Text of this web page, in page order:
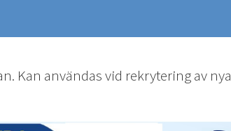
Kan användas vid rekrytering av nya